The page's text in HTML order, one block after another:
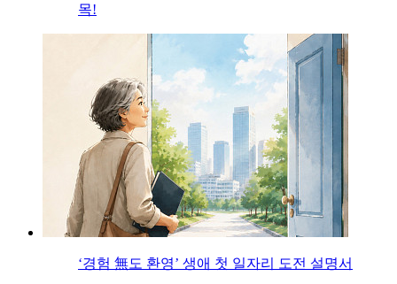
목!
‘경험 無도 환영’ 생애 첫 일자리 도전 설명서